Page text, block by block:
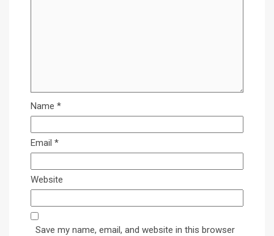
Name *
Email *
Website
Save my name, email, and website in this browser